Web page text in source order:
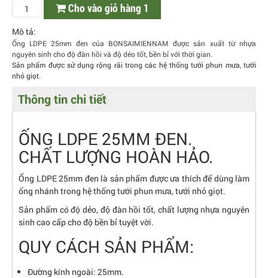
Cho vào giỏ hàng 1
Mô tả:
Ống LDPE 25mm đen của BONSAIMIENNAM được sản xuất từ nhựa
nguyên sinh cho độ đàn hồi và độ dẻo tốt, bền bỉ với thời gian.
Sản phẩm được sử dụng rộng rãi trong các hệ thống tưới phun mưa, tưới
nhỏ giọt.
Thông tin chi tiết
ỐNG LDPE 25MM ĐEN.
CHẤT LƯỢNG HOÀN HẢO.
Ống LDPE 25mm đen là sản phẩm được ưa thích để dùng làm
ống nhánh trong hệ thống tưới phun mưa, tưới nhỏ giọt.
Sản phẩm có độ dẻo, độ đàn hồi tốt, chất lượng nhựa nguyên
sinh cao cấp cho độ bền bỉ tuyệt vời.
QUY CÁCH SẢN PHẨM:
Đường kính ngoài: 25mm.